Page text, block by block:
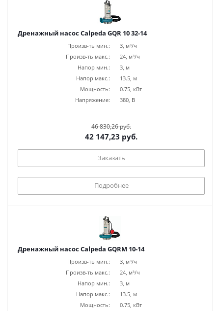
Дренажный насос Calpeda GQR 10 32-14
Произв-ть мин.:
3, м³/ч
Произв-ть макс.:
24, м³/ч
Напор мин.:
3, м
Напор макс.:
13.5, м
Мощность:
0.75, кВт
Напряжение:
380, В
46 830,26 руб.
42 147,23 руб.
Заказать
Подробнее
Дренажный насос Calpeda GQRM 10-14
Произв-ть мин.:
3, м³/ч
Произв-ть макс.:
24, м³/ч
Напор мин.:
3, м
Напор макс.:
13.5, м
Мощность:
0.75, кВт